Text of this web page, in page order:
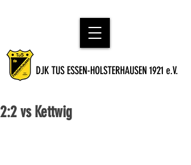
DJK TUS ESSEN-HOLSTERHAUSEN 1921 e.V.
2:2 vs Kettwig